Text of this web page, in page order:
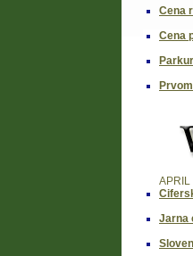
Cena
Cena
APRIL
Jarna